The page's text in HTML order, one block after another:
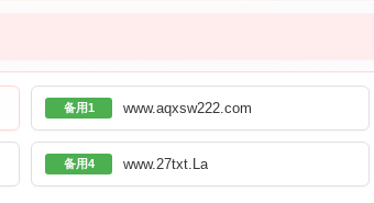
备用1 www.aqxsw222.com
备用4 www.27txt.La